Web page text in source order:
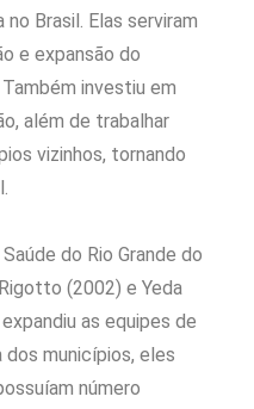
Brasil. Elas serviram
e expansão do
investiu em
além de trabalhar
vizinhos, tornando
do Rio Grande do
(2002) e Yeda
as equipes de
dos municípios, eles
número